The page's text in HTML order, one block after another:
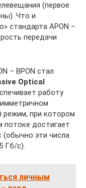
(первое
Что и
стандарта APON –
передачи
– BPON стал
Optical
работу
режим, при котором
потоке достигает
(обычно эти числа
Гб/с).
личным